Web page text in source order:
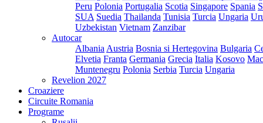
Peru Polonia Portugalia Scotia Singapore Spania
SUA Suedia Thailanda Tunisia Turcia Ungaria
Uzbekistan Vietnam Zanzibar
Autocar
Albania Austria Bosnia si Hertegovina Bulgaria
Elvetia Franta Germania Grecia Italia Kosovo
Muntenegru Polonia Serbia Turcia Ungaria
Revelion 2027
Croaziere
Circuite Romania
Programe